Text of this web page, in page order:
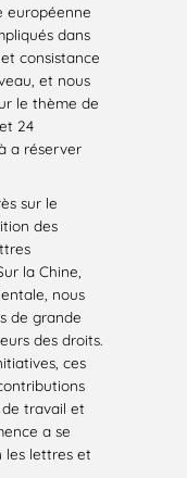
européenne
dans
consistance
et nous
le thème de
24
a réserver
sur le
des
la Chine,
nous
de grande
des droits.
ces
travail et
a se
les lettres et